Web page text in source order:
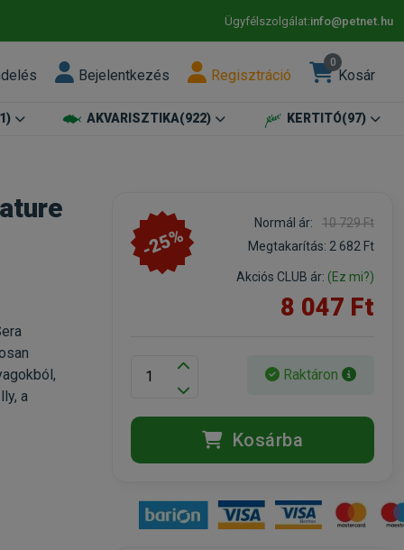
Ügyfélszolgálat:info@petnet.hu
Bejelentkezés Regisztráció
0
Kosár
AKVARISZTIKA(922) KERTITÓ(97)
a
-25%
Normál ár:
10 729 Ft
Megtakarítás: 2 682 Ft
Akciós CLUB ár: (Ez mi?)
8 047 Ft
Raktáron
Kosárba